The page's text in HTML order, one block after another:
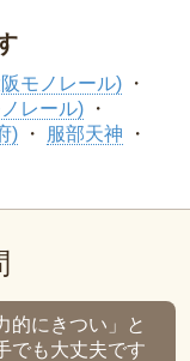
モノレール)
レール)
)
服部天神
的にきつい」と
でも大丈夫です